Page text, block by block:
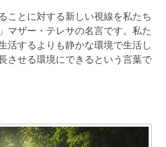
ことに対する新しい視線を私たち
マザー・テレサの名言です。私た
活するよりも静かな環境で生活し
させる環境にできるという言葉で